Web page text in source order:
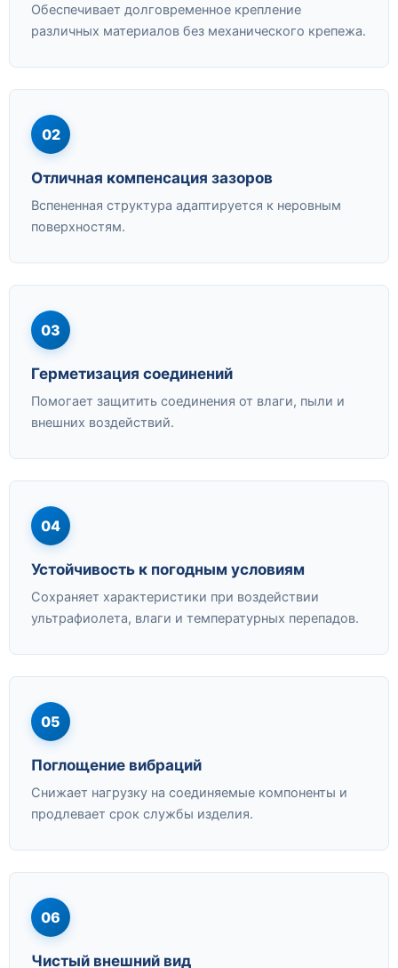
Обеспечивает долговременное крепление
различных материалов без механического крепежа.
02
Отличная компенсация зазоров
Вспененная структура адаптируется к неровным
поверхностям.
03
Герметизация соединений
Помогает защитить соединения от влаги, пыли и
внешних воздействий.
04
Устойчивость к погодным условиям
Сохраняет характеристики при воздействии
ультрафиолета, влаги и температурных перепадов.
05
Поглощение вибраций
Снижает нагрузку на соединяемые компоненты и
продлевает срок службы изделия.
06
Чистый внешний вид